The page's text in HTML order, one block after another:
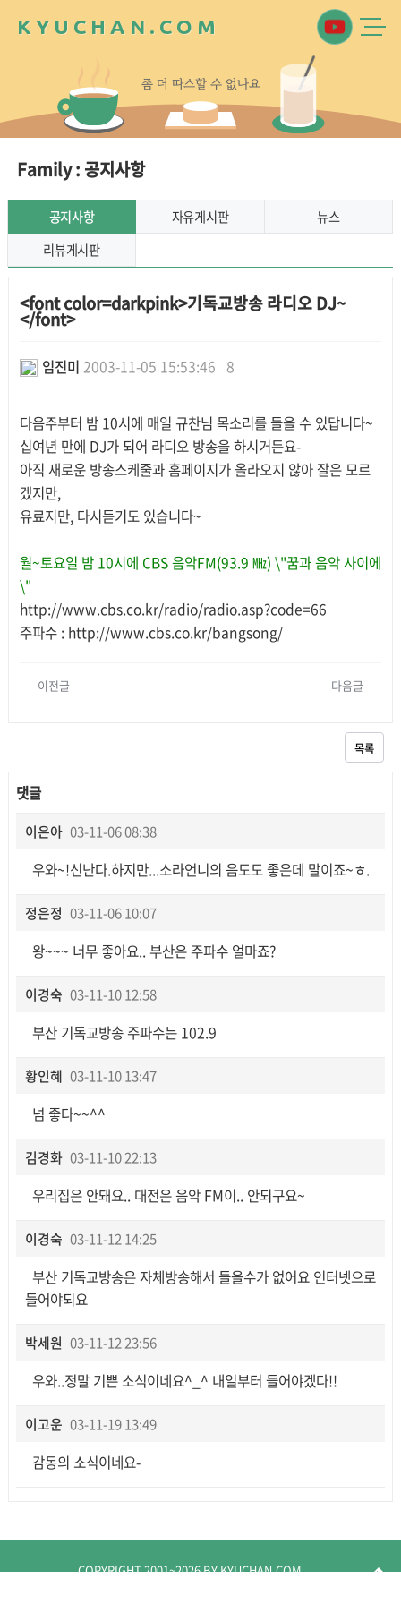
K Y U C H A N . C O M
좀 더 따스할 수 없나요
Family : 공지사항
공지사항 자유게시판
뉴스
리뷰게시판
<font color=darkpink>기독교방송 라디오 DJ~
</font>
임진미 2003-11-05 15:53:46 8
다음주부터 밤 10시에 매일 규찬님 목소리를 들을 수 있답니다~
십여년 만에 DJ가 되어 라디오 방송을 하시거든요-
아직 새로운 방송스케줄과 홈페이지가 올라오지 않아 잘은 모르
겠지만,
유료지만, 다시듣기도 있습니다~
월~토요일 밤 10시에 CBS 음악FM(93.9 ㎒) \"꿈과 음악 사이에
\"
http://www.cbs.co.kr/radio/radio.asp?code=66
주파수 : http://www.cbs.co.kr/bangsong/
이전글 다음글
목록
댓글
이은아 03-11-06 08:38
우와~!신난다.하지만...소라언니의 음도도 좋은데 말이죠~ㅎ.
정은정 03-11-06 10:07
왕~~~ 너무 좋아요.. 부산은 주파수 얼마죠?
이경숙 03-11-10 12:58
부산 기독교방송 주파수는 102.9
황인혜 03-11-10 13:47
넘 좋다~~^^
김경화 03-11-10 22:13
우리집은 안돼요.. 대전은 음악 FM이.. 안되구요~
이경숙 03-11-12 14:25
부산 기독교방송은 자체방송해서 들을수가 없어요 인터넷으로
들어야되요
박세원 03-11-12 23:56
우와..정말 기쁜 소식이네요^_^ 내일부터 들어야겠다!!
이고운 03-11-19 13:49
감동의 소식이네요-
arrow_upward
COPYRIGHT 2001~2026BY KYUCHAN.COM